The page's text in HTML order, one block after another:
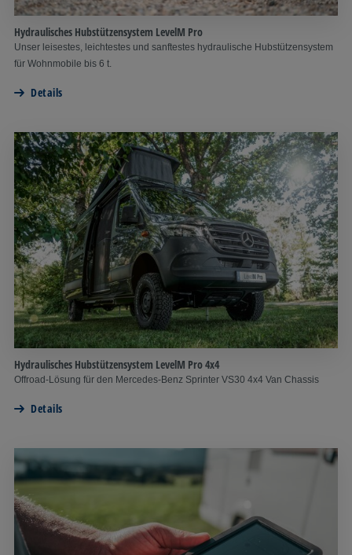
Hydraulisches Hubstützensystem LevelM Pro
Unser leisestes, leichtestes und sanftestes hydraulische Hubstützensystem
für Wohnmobile bis 6 t.
Details
Hydraulisches Hubstützensystem LevelM Pro 4x4
Offroad-Lösung für den Mercedes-Benz Sprinter VS30 4x4 Van Chassis
Details